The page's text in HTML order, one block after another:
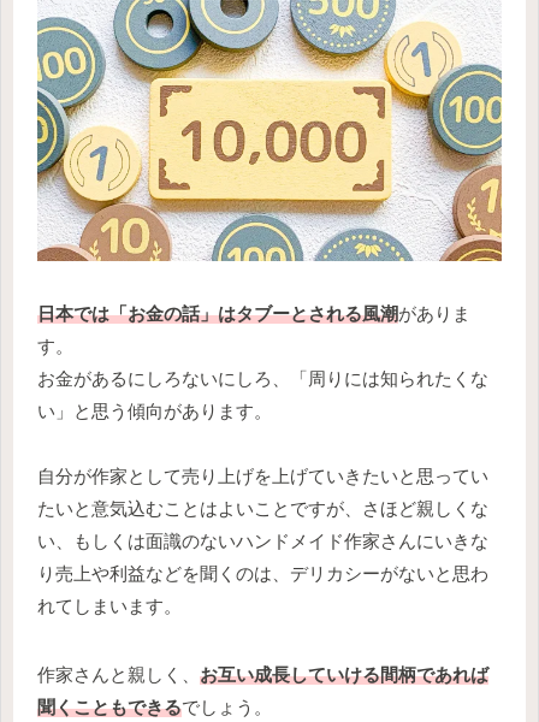
日本では「お金の話」はタブーとされる風潮がありま
す。
お金があるにしろないにしろ、「周りには知られたくな
い」と思う傾向があります。
自分が作家として売り上げを上げていきたいと思ってい
たいと意気込むことはよいことですが、さほど親しくな
い、もしくは面識のないハンドメイド作家さんにいきな
り売上や利益などを聞くのは、デリカシーがないと思わ
れてしまいます。
作家さんと親しく、 お互い成長していける間柄であれば
聞くこともできるでしょう。